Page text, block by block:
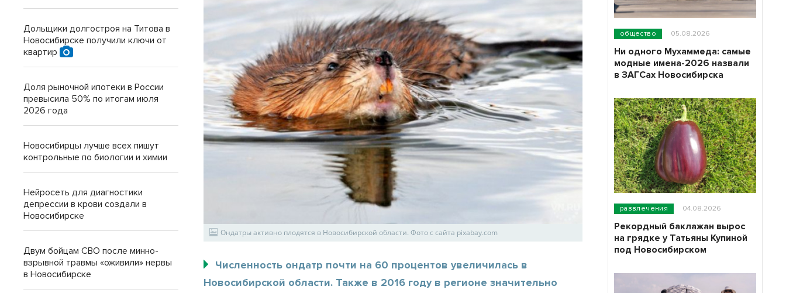
Ондатры активно плодятся в Новосибирской области. Фото с сайта pixabay.com
Численность ондатр почти на 60 процентов увеличилась в
Новосибирской области. Также в 2016 году в регионе значительно
Дольщики долгостроя на Титова в
Новосибирске получили ключи от
квартир
Доля рыночной ипотеки в России
превысила 50% по итогам июля
2026 года
Новосибирцы лучше всех пишут
контрольные по биологии и химии
Нейросеть для диагностики
депрессии в крови создали в
Новосибирске
Двум бойцам СВО после минно-
взрывной травмы «оживили» нервы
в Новосибирске
общество 05.08.2026
Ни одного Мухаммеда: самые
модные имена-2026 назвали
в ЗАГСах Новосибирска
развлечения 04.08.2026
Рекордный баклажан вырос
на грядке у Татьяны Купиной
под Новосибирском